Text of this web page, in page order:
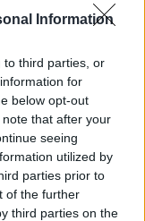
Information
to third parties, or
for
below opt-out
that after your
seeing
utilized by
parties prior to
of the further
third parties on the
savaitės
→